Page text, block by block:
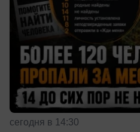
сегодня в 14:30